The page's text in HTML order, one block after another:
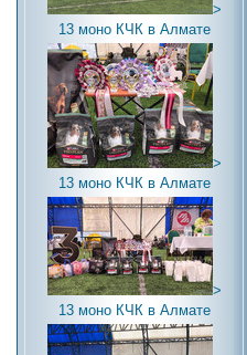
>
13 моно КЧК в Алмате
>
13 моно КЧК в Алмате
>
13 моно КЧК в Алмате